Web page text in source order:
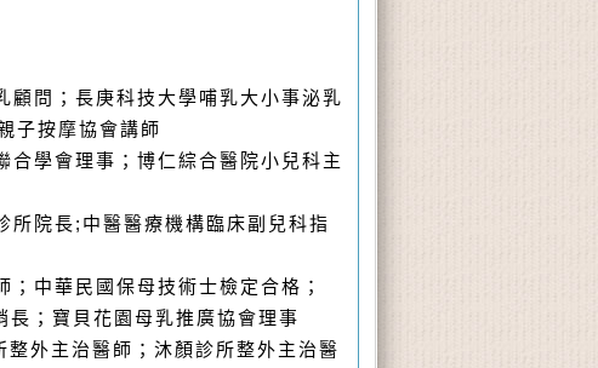
問；長庚科技大學哺乳大小事泌乳
子按摩協會講師
學會理事；博仁綜合醫院小兒科主
所院長;中醫醫療機構臨床副兒科指
中華民國保母技術士檢定合格；
；寶貝花園母乳推廣協會理事
外主治醫師；沐顏診所整外主治醫